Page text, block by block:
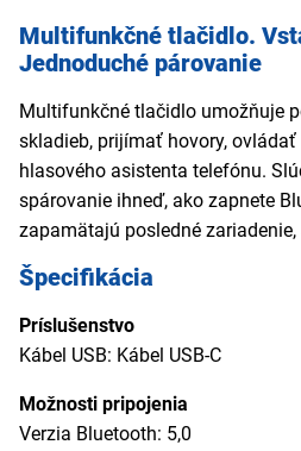
Multifunkčné tlačidlo.
Jednoduché párovanie
Multifunkčné tlačidlo umožňuje
skladieb, prijímať hovory,
hlasového asistenta telefónu.
spárovanie ihneď, ako zapnete
zapamätajú posledné
Špecifikácia
Príslušenstvo
Kábel USB: Kábel USB-C
Možnosti pripojenia
Verzia Bluetooth: 5,0